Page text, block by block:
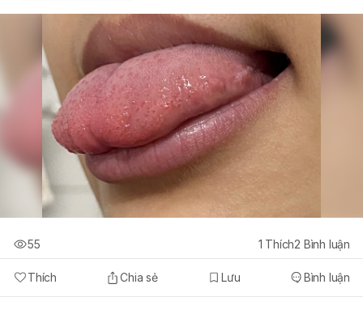
Thích Chia sẻ Lưu Bình luận
55 1 Thích2 Bình luận